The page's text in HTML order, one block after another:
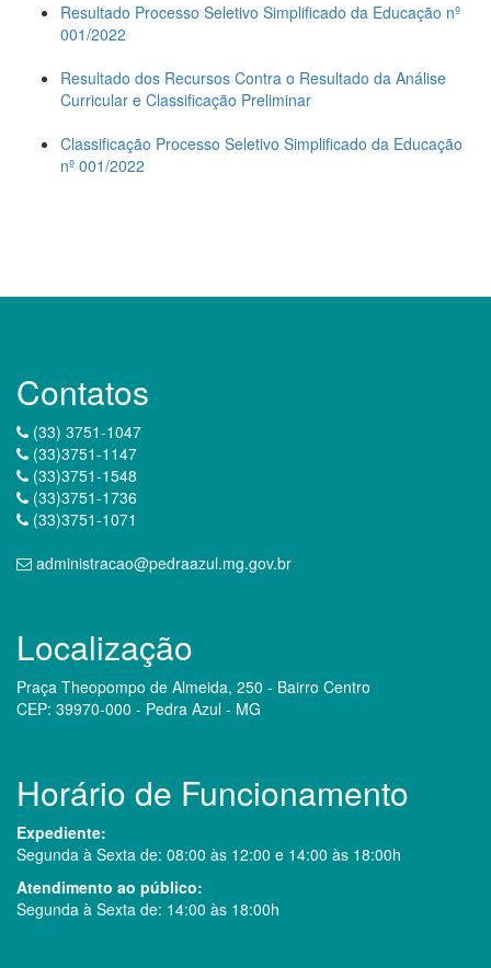
Resultado Processo Seletivo Simplificado da Educação nº
001/2022
Resultado dos Recursos Contra o Resultado da Análise
Curricular e Classificação Preliminar
Classificação Processo Seletivo Simplificado da Educação
nº 001/2022
Contatos
(33) 3751-1047
(33)3751-1147
(33)3751-1548
(33)3751-1736
(33)3751-1071
administracao@pedraazul.mg.gov.br
Localização
Praça Theopompo de Almeida, 250 - Bairro Centro
CEP: 39970-000 - Pedra Azul - MG
Horário de Funcionamento
Expediente:
Segunda à Sexta de: 08:00 às 12:00 e 14:00 às 18:00h
Atendimento ao público:
Segunda à Sexta de: 14:00 às 18:00h